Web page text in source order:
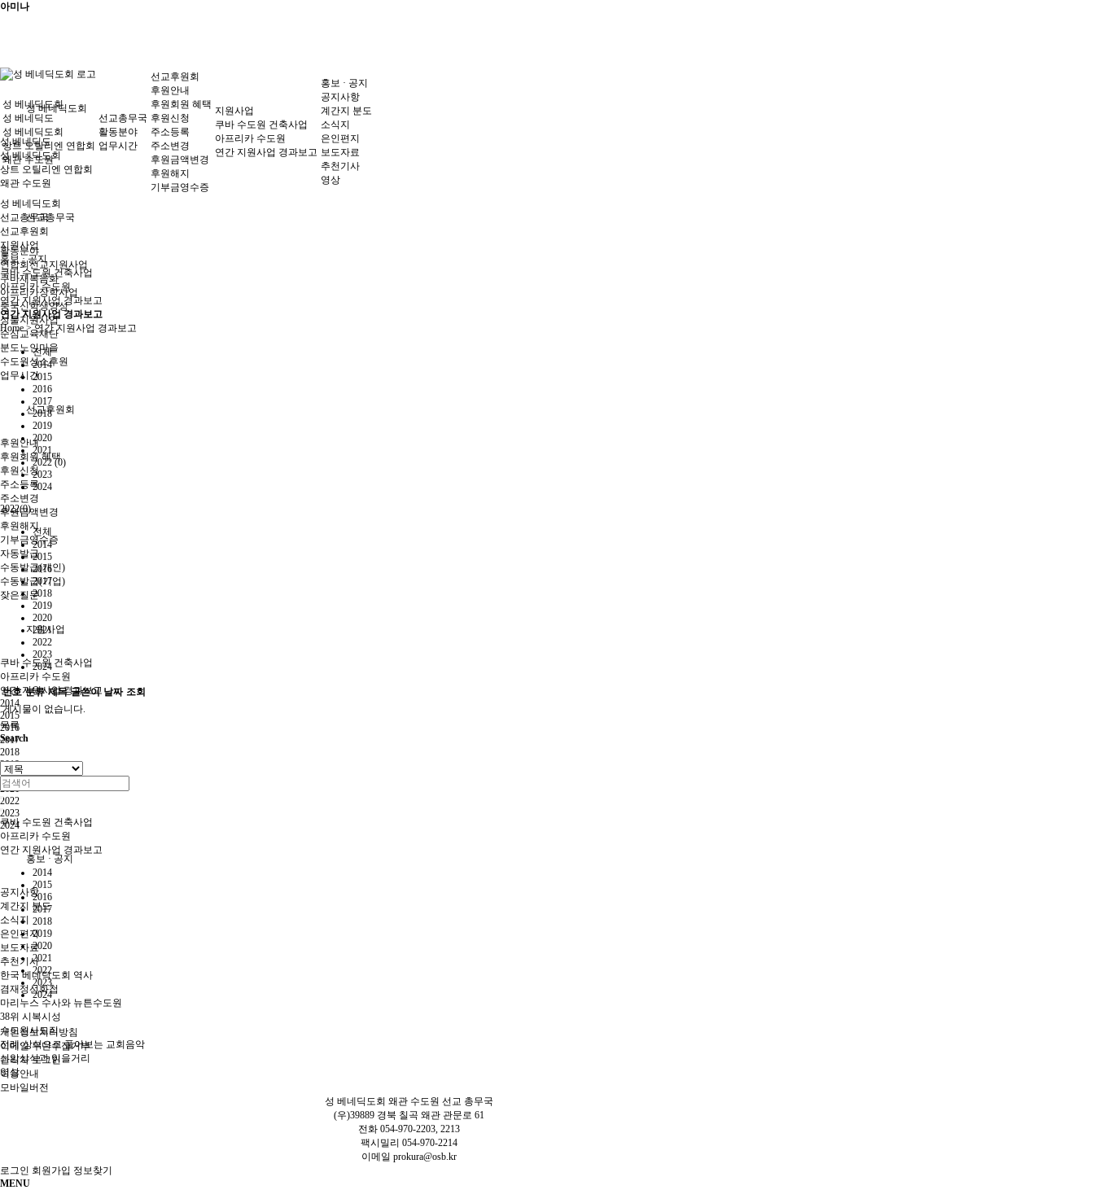
아미나
성 베네딕도회
성 베네딕도
성 베네딕도회
상트 오틸리엔 연합회
왜관 수도원
선교총무국
활동분야
연합회선교지원사업
쿠바재복음화
아프리카장학사업
중국신학생양성
성물지원사업
순심교육재단
분도노인마을
수도원성소후원
업무시간
선교후원회
후원안내
후원회원 혜택
후원신청
주소등록
주소변경
후원금액변경
후원해지
기부금영수증
자동발급
수동발급(개인)
수동발급(기업)
잦은질문
지원사업
쿠바 수도원 건축사업
아프리카 수도원
연간 지원사업 경과보고
2014
2015
2016
2017
2018
2019
2020
2021
2022
2023
2024
홍보 · 공지
공지사항
계간지 분도
소식지
은인편지
보도자료
추천기사
한국 베네딕도회 역사
겸재정선화첩
마리누스 수사와 뉴튼수도원
38위 시복시성
수도원사도직
전례·상식으로 풀어보는 교회음악
신앙상식과 읽을거리
영상
성 베네딕도회
성 베네딕도
성 베네딕도회
상트 오틸리엔 연합회
왜관 수도원
선교총무국
활동분야
업무시간
선교후원회
후원안내
후원회원 혜택
후원신청
주소등록
주소변경
후원금액변경
후원해지
기부금영수증
지원사업
쿠바 수도원 건축사업
아프리카 수도원
연간 지원사업 경과보고
홍보 · 공지
공지사항
계간지 분도
소식지
은인편지
보도자료
추천기사
영상
성 베네딕도회
선교총무국
선교후원회
지원사업
홍보 · 공지
쿠바 수도원 건축사업
아프리카 수도원
연간 지원사업 경과보고
연간 지원사업 경과보고
Home > 연간 지원사업 경과보고
전체
2014
2015
2016
2017
2018
2019
2020
2021
2022 (0)
2023
2024
2022(0)
전체
2014
2015
2016
2017
2018
2019
2020
2021
2022
2023
2024
번호 분류 제목 글쓴이 날짜 조회
게시물이 없습니다.
목록
Search
쿠바 수도원 건축사업
아프리카 수도원
연간 지원사업 경과보고
2014
2015
2016
2017
2018
2019
2020
2021
2022
2023
2024
개인정보처리방침
이메일 무단수집거부
관리자 로그인
이용안내
모바일버전
성 베네딕도회 왜관 수도원 선교 총무국
(우)39889 경북 칠곡 왜관 관문로 61
전화 054-970-2203, 2213
팩시밀리 054-970-2214
이메일 prokura@osb.kr
로그인 회원가입 정보찾기
MENU